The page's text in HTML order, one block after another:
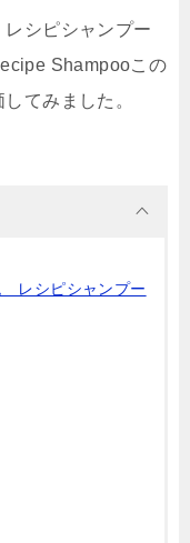
シピシャンプー
Shampooこの
てみました。
シピシャンプー